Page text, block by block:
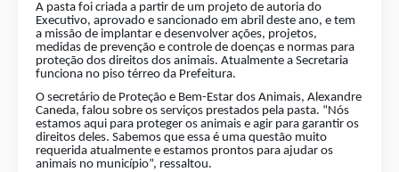
A pasta foi criada a partir de um projeto de autoria do
Executivo, aprovado e sancionado em abril deste ano, e tem
a missão de implantar e desenvolver ações, projetos,
medidas de prevenção e controle de doenças e normas para
proteção dos direitos dos animais. Atualmente a Secretaria
funciona no piso térreo da Prefeitura.
O secretário de Proteção e Bem-Estar dos Animais, Alexandre
Caneda, falou sobre os serviços prestados pela pasta. “Nós
estamos aqui para proteger os animais e agir para garantir os
direitos deles. Sabemos que essa é uma questão muito
requerida atualmente e estamos prontos para ajudar os
animais no município”, ressaltou.